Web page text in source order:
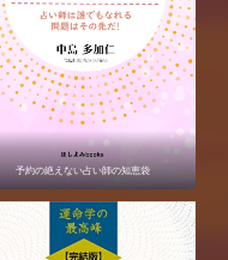
予約の絶えない占い師の知恵袋